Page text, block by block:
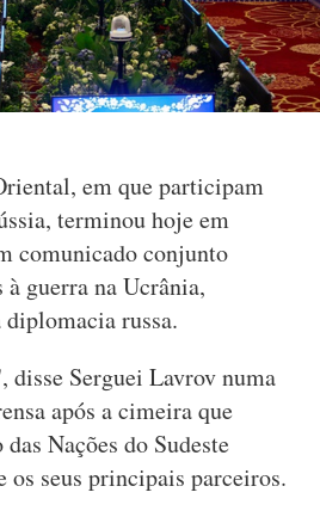
em que participam
terminou hoje em
comunicado conjunto
guerra na Ucrânia,
russa.
disse Serguei Lavrov numa
após a cimeira que
Nações do Sudeste
seus principais parceiros.